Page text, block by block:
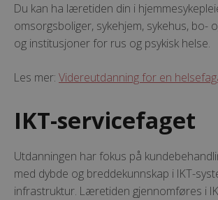
Du kan ha læretiden din i
omsorgsboliger, sykehjem, sykehus, bo-
og institusjoner for rus og psykisk helse.
Les mer: Videreutdanning for en
IKT-servicefaget
Utdanningen har fokus på
med dybde og breddekunnskap i IKT-
infrastruktur. Læretiden gjennomføres i